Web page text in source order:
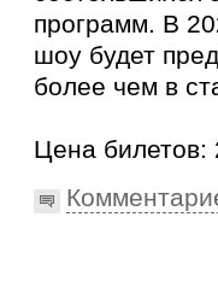
программ. В
шоу будет
более чем в
Цена